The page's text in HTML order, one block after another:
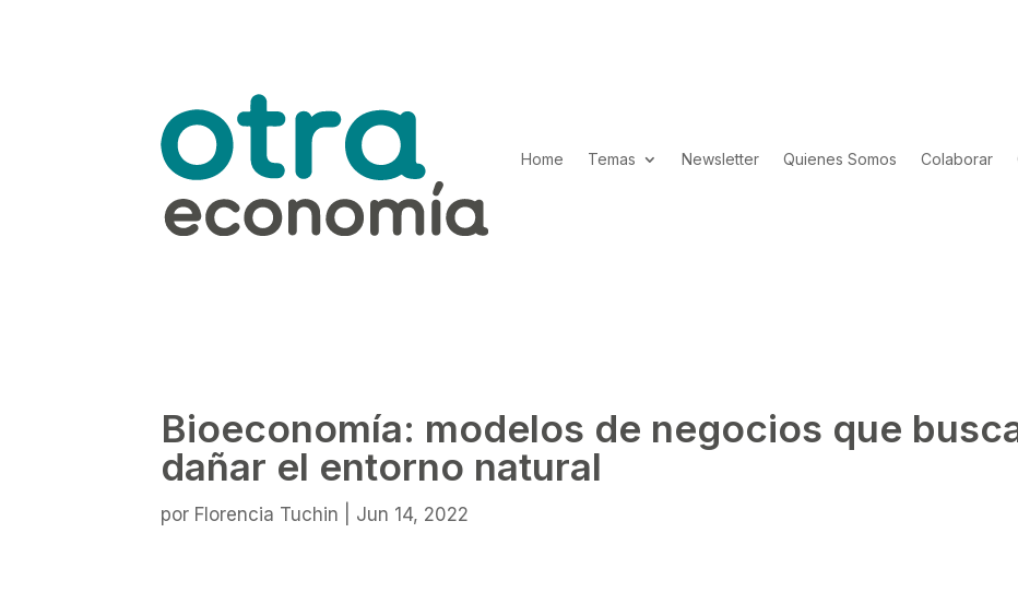
Home Temas Newsletter Quienes Somos Colaborar
Bioeconomía: modelos de negocios que
dañar el entorno natural
por Florencia Tuchin Jun 14, 2022